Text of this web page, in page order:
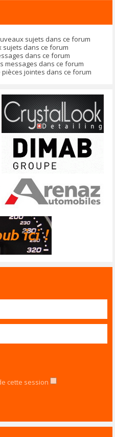
sujets dans ce forum
sujets dans ce forum
dans ce forum
messages dans ce forum
jointes dans ce forum
cette session